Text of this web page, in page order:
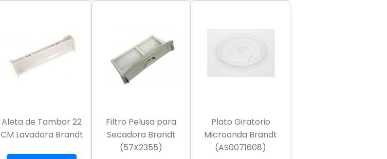
Aleta de Tambor 22
CM Lavadora Brandt
Filtro Pelusa para
Secadora Brandt
(57X2355)
Plato Giratorio
Microonda Brandt
(AS0071608)